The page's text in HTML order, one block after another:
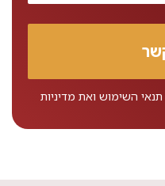
תנאי השימוש ואת מדיניות